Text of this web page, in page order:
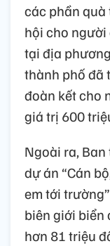
các phần quà
hội cho
tại địa
thành phố đã
đoàn kết cho
giá trị 600
Ngoài ra,
dự án “Cán
em tới
biên giới biển
hơn 81 triệu